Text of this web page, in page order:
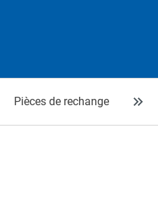
Pièces de rechange